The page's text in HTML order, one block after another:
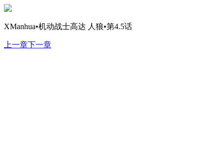
XManhua•机动战士高达 人狼•第4.5话
上一章下一章